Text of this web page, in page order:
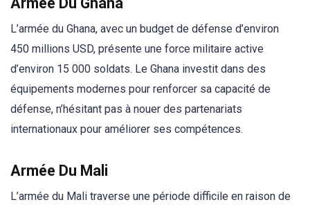
L’armée du Ghana, avec un budget de défense d’environ
450 millions USD, présente une force militaire active
d’environ 15 000 soldats. Le Ghana investit dans des
équipements modernes pour renforcer sa capacité de
défense, n’hésitant pas à nouer des partenariats
internationaux pour améliorer ses compétences.
Armée Du Mali
L’armée du Mali traverse une période difficile en raison de